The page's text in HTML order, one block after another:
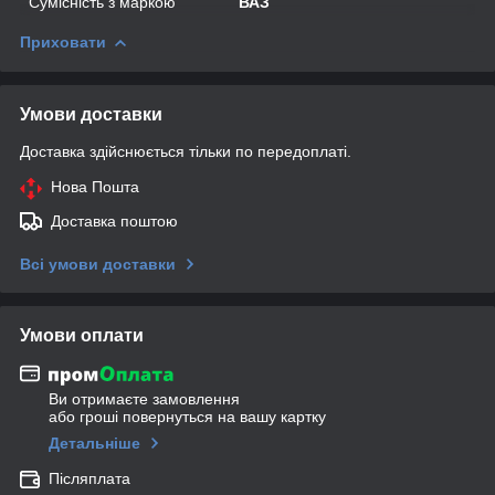
Приховати
Умови доставки
Доставка здійснюється тільки по передоплаті.
Нова Пошта
Доставка поштою
Всі умови доставки
Умови оплати
Ви отримаєте замовлення
або гроші повернуться на вашу картку
Детальніше
Післяплата